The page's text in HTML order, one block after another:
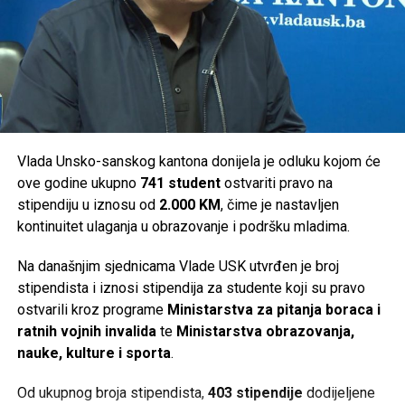
46.000 KM
Sanski Most –36.000 KM
Velika Kladuša – 36.000 KM
Ukupno je za podršku turističkim manifestacijama na
Share Post
Share
Tweet Share
Mail
Vlada Unsko-sanskog kantona donijela je odluku kojom će
ove godine ukupno 741 studentostvariti pravo na
stipendiju u iznosu od 2.000 KM, čime je nastavljen
kontinuitet ulaganja u obrazovanje i podršku mladima.
Na današnjim sjednicama Vlade USK utvrđen je broj
stipendista i iznosi stipendija za studente koji su pravo
ostvarili kroz programe Ministarstva za pitanja boraca i
ratnih vojnih invalida te Ministarstva obrazovanja,
nauke, kulture i sporta.
Od ukupnog broja stipendista, 403 stipendije dodijeljene